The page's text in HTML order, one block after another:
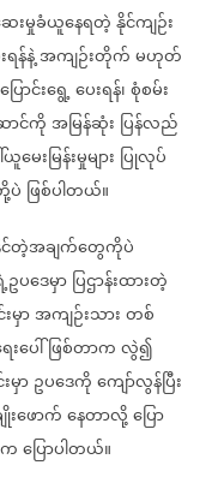
ေးမှုခံယူနေရတဲ့နိုင်ကျဉ်း
န်နဲ့အကျဉ်းတိုက်မဟုတ်
ပြောင်းရွေ့ပေးရန်၊စုံစမ်း
ာင်ကိုအမြန်ဆုံး ပြန်လည်
မေးမြန်းမှုများ ပြုလုပ်
ပဲ ဖြစ်ပါတယ်။
င်တဲ့အချက်တွေကိုပဲ
ပဒေမှာပြဌာန်းထားတဲ့
မှာအကျဉ်းသားတစ်
းပေါ်ဖြစ်တာကလွဲ၍
မှာဥပဒေကိုကျော်လွန်ပြီး
းဖောက်နေတာလို့ပြော
ပြောပါတယ်။